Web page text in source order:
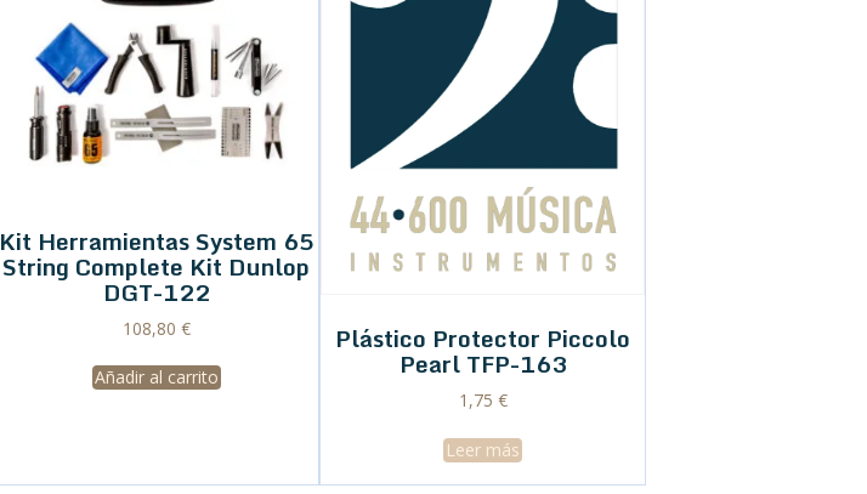
Kit Herramientas System 65
String Complete Kit Dunlop
DGT-122
108,80 €
Añadir al carrito
Plástico Protector Piccolo
Pearl TFP-163
1,75 €
Leer más